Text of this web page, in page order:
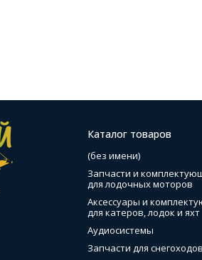
Каталог товаров
(без имени)
Запчасти и
для лодочных моторов
Аксессуары и
для катеров, лодок и яхт
Аудиосистемы
Запчасти для снегоходов